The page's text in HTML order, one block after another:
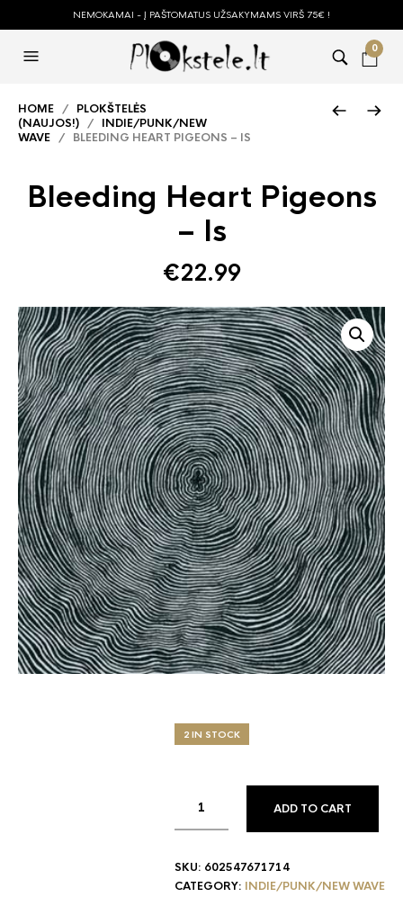
NEMOKAMAI - Į PAŠTOMATUS UŽSAKYMAMS VIRŠ 75€ !
0
HOME / PLOKŠTELĖS
(NAUJOS!) / INDIE/PUNK/NEW
WAVE / BLEEDING HEART PIGEONS – IS
Bleeding Heart Pigeons
– Is
€22.99
2 IN STOCK
ADD TO CART
SKU: 602547671714
CATEGORY: INDIE/PUNK/NEW WAVE